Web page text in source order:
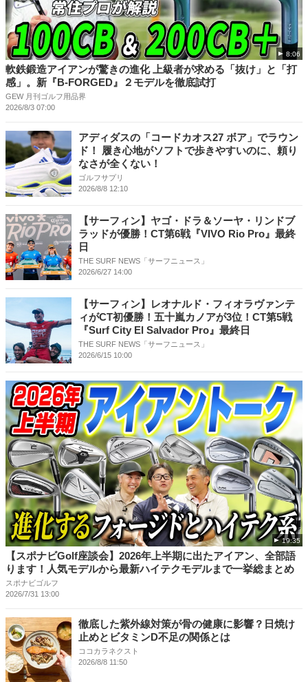
8:06
軟鉄鍛造アイアンが驚きの進化 上級者が求める「抜け」と「打
感」。新『B-FORGED』２モデルを徹底試打
GEW 月刊ゴルフ用品界
2026/8/3 07:00
アディダスの「コードカオス27 ボア」でラウン
ド！ 履き心地がソフトで歩きやすいのに、頼り
なさが全くない！
ゴルフサプリ
2026/8/8 12:10
【サーフィン】ヤゴ・ドラ＆ソーヤ・リンドブ
ラッドが優勝！CT第6戦『VIVO Rio Pro』最終
日
THE SURF NEWS「サーフニュース」
2026/6/27 14:00
【サーフィン】レオナルド・フィオラヴァンテ
ィがCT初優勝！五十嵐カノアが3位！CT第5戦
『Surf City El Salvador Pro』最終日
THE SURF NEWS「サーフニュース」
2026/6/15 10:00
19:35
【スポナビGolf座談会】2026年上半期に出たアイアン、全部語
ります！人気モデルから最新ハイテクモデルまで一挙総まとめ
スポナビゴルフ
2026/7/31 13:00
徹底した紫外線対策が骨の健康に影響？日焼け
止めとビタミンD不足の関係とは
ココカラネクスト
2026/8/8 11:50